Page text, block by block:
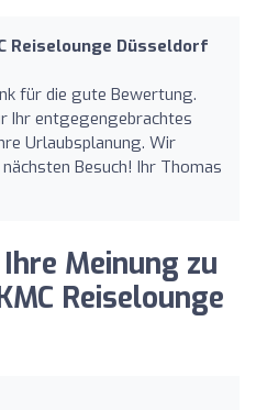
Reiselounge Düsseldorf
für die gute Bewertung.
Ihr entgegengebrachtes
Urlaubsplanung. Wir
Besuch! Ihr Thomas
Meinung zu
Reiselounge